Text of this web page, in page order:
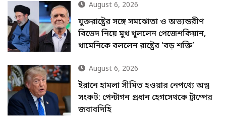
August 6, 2026
যুক্তরাষ্ট্রের সঙ্গে সমঝোতা ও অভ্যন্তরীণ
বিভেদ নিয়ে মুখ খুললেন পেজেশকিয়ান,
খামেনিকে বললেন রাষ্ট্রের ‘বড় শক্তি’
August 6, 2026
ইরানে হামলা সীমিত হওয়ার নেপথ্যে অস্ত্র
সংকট: পেন্টাগন প্রধান হেগসেথকে ট্রাম্পের
জবাবদিহি